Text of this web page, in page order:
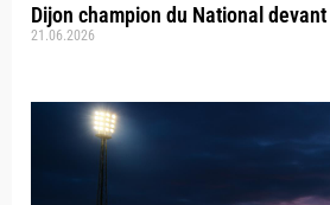
Dijon champion du National
21.06.2026